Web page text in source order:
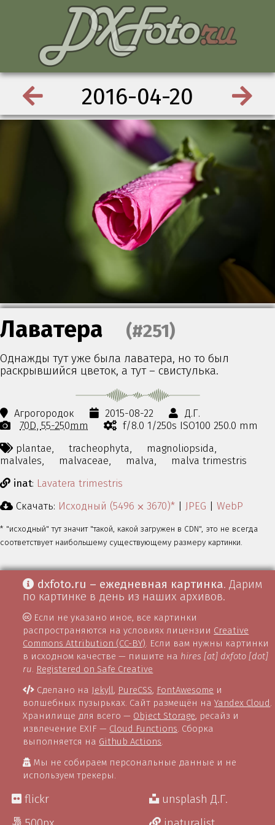
2016-04-20
Лаватера (#251)
Однажды тут уже была лаватера, но то был
раскрывшийся цветок, а тут – свистулька.
Агрогородок 2015-08-22
Д.Г.
70D 55-250mm
f/8.0 1/250s ISO100 250.0 mm
plantae,
tracheophyta,
magnoliopsida,
malvales,
malvaceae, malva,
malva trimestris
inat: Lavatera trimestris
Скачать: Исходный (5496 ⨉ 3670)* | JPEG | WebP
* "исходный" тут значит "такой, какой загружен в CDN", это не всегда
соответствует наибольшему существующему размеру картинки.
dxfoto.ru – ежедневная картинка. Дарим
по картинке в день из наших архивов.
Если не указано иное, все картинки
распространяются на условиях лицензии Creative
Commons Attribution (CC-BY). Если вам нужны картинки
в исходном качестве — пишите на hires [at] dxfoto [dot]
ru. Registered on Safe Creative
Сделано на Jekyll, PureCSS, FontAwesome и
волшебных пузырьках. Сайт размещён наYandex Cloud .
Хранилище для всего — Object Storage, ресайз и
извлечение EXIF — Cloud Functions. Сборка
выполняется на Github Actions.
Мы не собираем персональные данные и не
используем трекеры.
flickr
unsplash Д.Г.